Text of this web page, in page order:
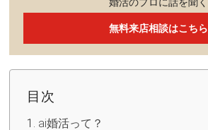
無料来店相談はこちら
目次
ai婚活って？